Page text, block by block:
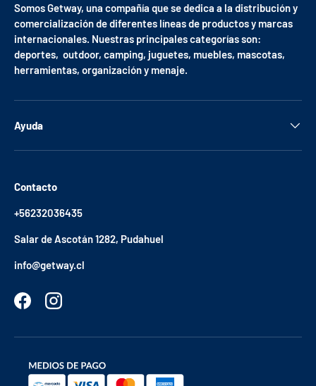
Somos Getway, una compañía que se dedica a la distribución y
comercialización de diferentes líneas de productos y marcas
internacionales. Nuestras principales categorías son:
deportes, outdoor, camping, juguetes, muebles, mascotas,
herramientas, organización y menaje.
Ayuda
Contacto
+56232036435
Salar de Ascotán 1282, Pudahuel
info@getway.cl
FacebookInstagram